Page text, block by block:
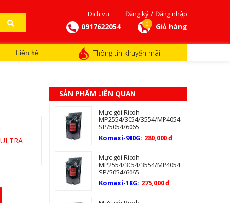
Dịch vụ Đăng ký / Đăng nhập
0917622054 0 Giỏ hàng
Liên hệ Thông tin khuyến mãi
ULTRA
SẢN PHẨM LIÊN QUAN
Mực gói Ricoh
MP2554/3054/3554/MP4054
SP/5054/6065
Komaxi-900G: 280,000 đ
Mực gói Ricoh
MP2554/3054/3554/MP4054
SP/5054/6065
Komaxi-1KG: 275,000 đ